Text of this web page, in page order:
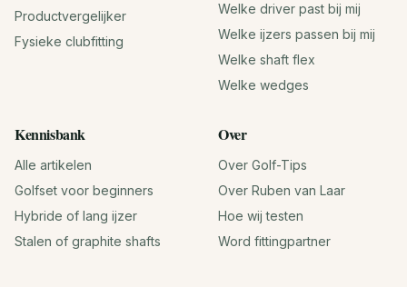
Productvergelijker
Fysieke clubfitting
Welke driver past bij mij
Welke ijzers passen bij mij
Welke shaft flex
Welke wedges
Kennisbank
Alle artikelen
Golfset voor beginners
Hybride of lang ijzer
Stalen of graphite shafts
Over
Over Golf-Tips
Over Ruben van Laar
Hoe wij testen
Word fittingpartner